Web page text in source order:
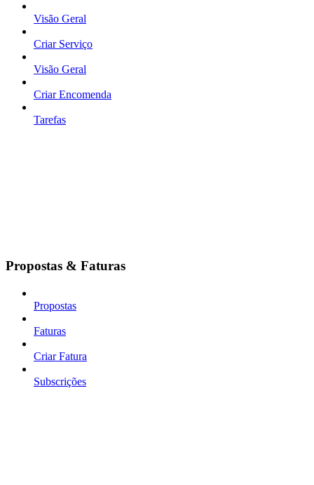
Visão Geral
Criar Serviço
Visão Geral
Criar Encomenda
Tarefas
Propostas & Faturas
Propostas
Faturas
Criar Fatura
Subscrições